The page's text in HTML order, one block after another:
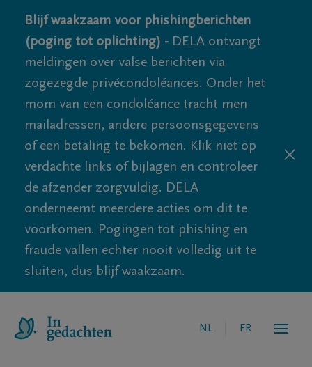
Blijf waakzaam voor phishingberichten
(poging tot oplichting) - DELA ontvangt
meldingen over valse berichten via
zogezegde privécondoléances. Onder het
mom van een condoléance tracht men
mailadressen, andere persoonsgegevens
of een betaling te bekomen. Klik niet op
verdachte links of bijlagen en controleer
de afzender zorgvuldig. DELA
onderneemt meerdere acties om dit te
voorkomen. Pogingen tot phishing en
fraude vallen echter nooit volledig uit te
sluiten, dus blijf waakzaam.
NL FR